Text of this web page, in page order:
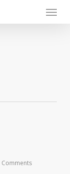
Menu
Comments